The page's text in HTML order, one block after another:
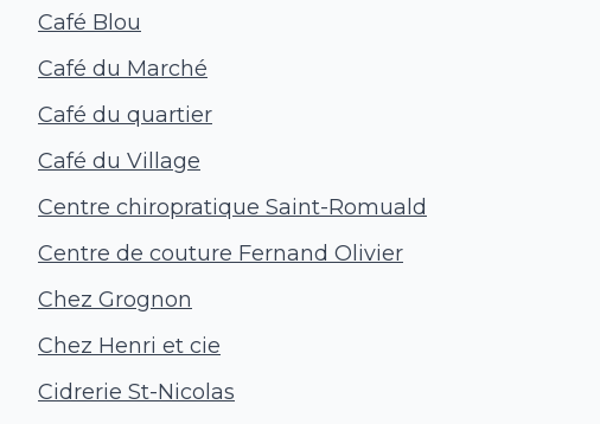
Café Blou
Café du Marché
Café du quartier
Café du Village
Centre chiropratique Saint-Romuald
Centre de couture Fernand Olivier
Chez Grognon
Chez Henri et cie
Cidrerie St-Nicolas